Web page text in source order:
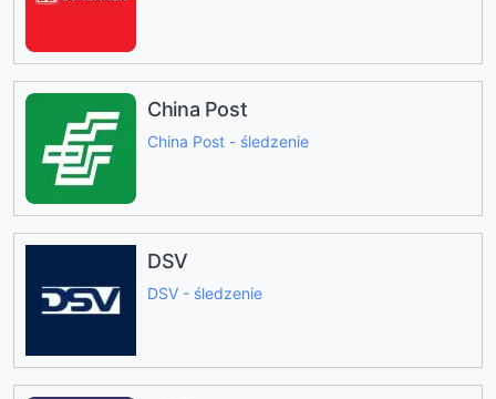
China Post
China Post - śledzenie
DSV
DSV - śledzenie